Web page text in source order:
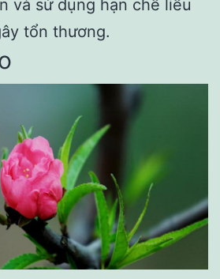
và sử dụng hạn chế liều
tổn thương.